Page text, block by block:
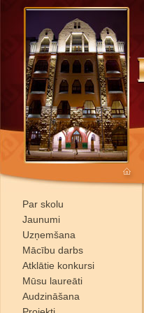
Par skolu
Jaunumi
Uzņemšana
Mācību darbs
Atklātie konkursi
Mūsu laureāti
Audzināšana